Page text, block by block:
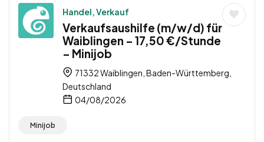
Handel, Verkauf
Verkaufsaushilfe (m/w/d) für
Waiblingen – 17,50 €/Stunde
– Minijob
71332 Waiblingen, Baden-Württemberg,
Deutschland
04/08/2026
Minijob